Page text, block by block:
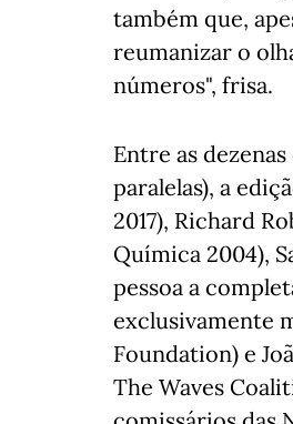
também que,
reumanizar o
números", frisa.
Entre as
paralelas), a
2017), Richard
Química 2004),
pessoa a
exclusivamente
Foundation) e
The Waves